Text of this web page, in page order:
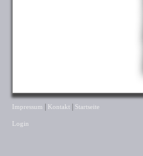
Impressum Kontakt Startseite
Login